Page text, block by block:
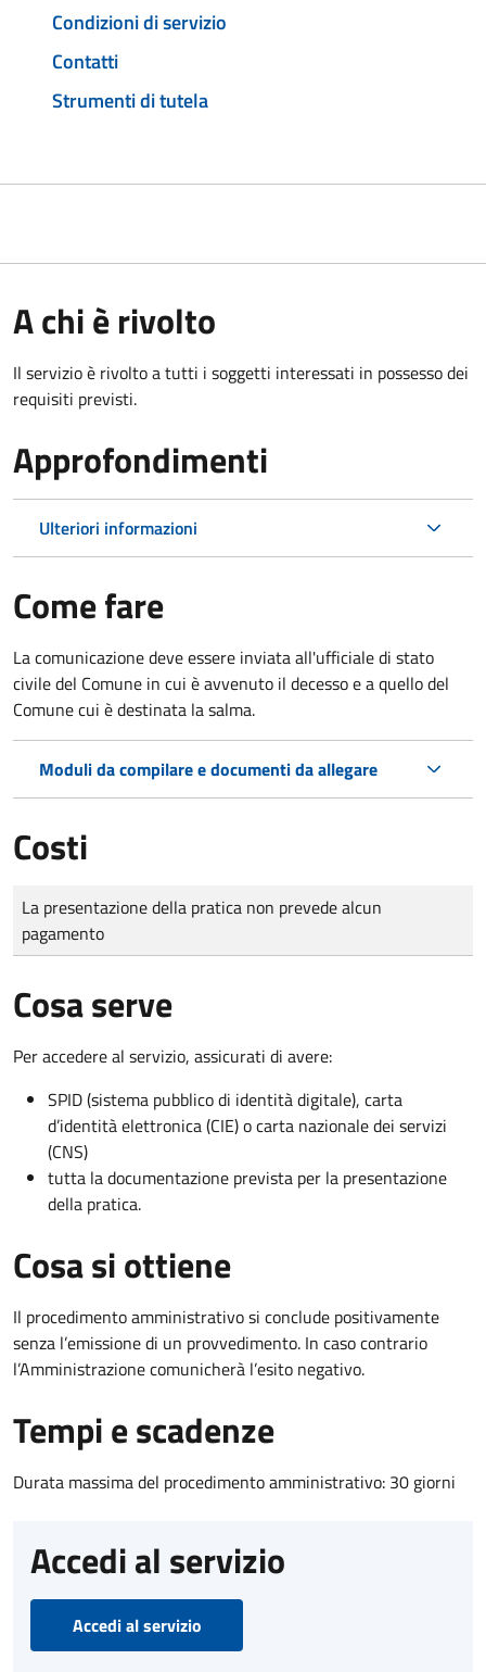
Condizioni di servizio
Contatti
Strumenti di tutela
A chi è rivolto
Il servizio è rivolto a tutti i soggetti interessati in possesso dei
requisiti previsti.
Approfondimenti
Ulteriori informazioni
Come fare
La comunicazione deve essere inviata all'ufficiale di stato
civile del Comune in cui è avvenuto il decesso e a quello del
Comune cui è destinata la salma.
Moduli da compilare e documenti da allegare
Costi
Tipo di pagamento
Importo
La presentazione della pratica non prevede alcun
pagamento
Cosa serve
Per accedere al servizio, assicurati di avere:
SPID (sistema pubblico di identità digitale), carta
d’identità elettronica (CIE) o carta nazionale dei servizi
(CNS)
tutta la documentazione prevista per la presentazione
della pratica.
Cosa si ottiene
Il procedimento amministrativo si conclude positivamente
senza l’emissione di un provvedimento. In caso contrario
l’Amministrazione comunicherà l’esito negativo.
Tempi e scadenze
Durata massima del procedimento amministrativo: 30 giorni
Accedi al servizio
Accedi al servizio